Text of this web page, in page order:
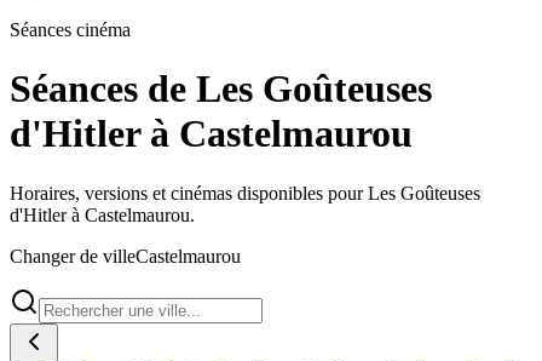
Séances cinéma
Séances de Les Goûteuses
d'Hitler à Castelmaurou
Horaires, versions et cinémas disponibles pour Les Goûteuses
d'Hitler à Castelmaurou.
Changer de villeCastelmaurou